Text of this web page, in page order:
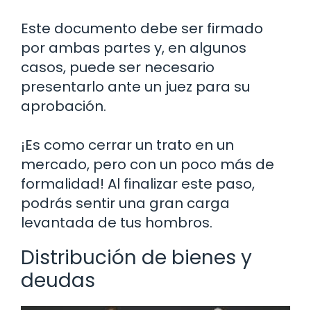
Este documento debe ser firmado
por ambas partes y, en algunos
casos, puede ser necesario
presentarlo ante un juez para su
aprobación.
¡Es como cerrar un trato en un
mercado, pero con un poco más de
formalidad! Al finalizar este paso,
podrás sentir una gran carga
levantada de tus hombros.
Distribución de bienes y
deudas